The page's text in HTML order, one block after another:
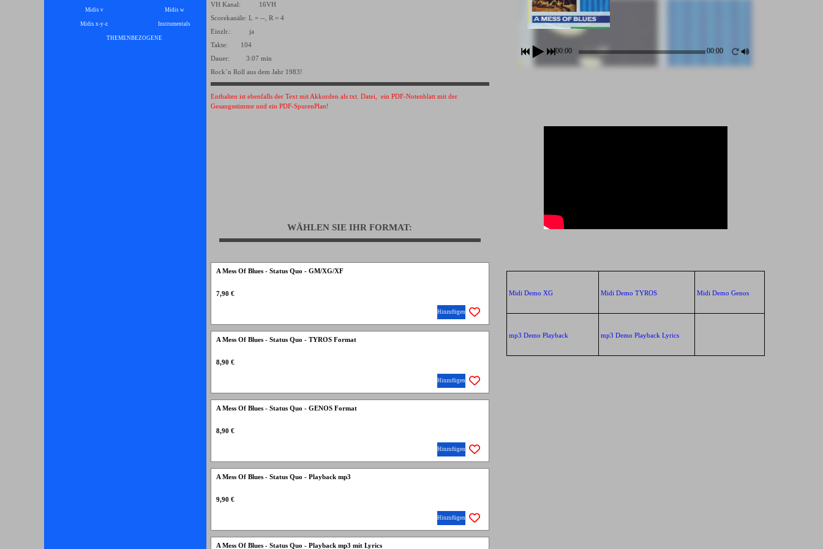
Midis v Midis w
Midis x-y-z Instrumentals
THEMENBEZOGENE
00:00 00:00
VH Kanal: 16VH
Scorekanäle: L = --, R = 4
Einzlr.: ja
Takte: 104
Dauer: 3:07 min
Rock`n Roll aus dem Jahr 1983!
Enthalten ist ebenfalls der Text mit Akkorden als txt. Datei, ein PDF-Notenblatt mit der
Gesangsstimme und ein PDF-SpurenPlan!
WÄHLEN SIE IHR FORMAT:
A Mess Of Blues - Status Quo - GM/XG/XF
7,90 €
Hinzufügen
A Mess Of Blues - Status Quo - TYROS Format
8,90 €
Hinzufügen
A Mess Of Blues - Status Quo - GENOS Format
8,90 €
Hinzufügen
A Mess Of Blues - Status Quo - Playback mp3
9,90 €
Hinzufügen
A Mess Of Blues - Status Quo - Playback mp3 mit Lyrics
Midi Demo XG Midi Demo TYROS Midi Demo Genos
mp3 Demo Playback mp3 Demo Playback Lyrics